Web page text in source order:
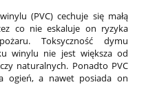
(PVC) cechuje się małą
co nie eskaluje on ryzyka
Toksyczność dymu
winylu nie jest większa od
naturalnych. Ponadto PVC
ogień, a nawet posiada on